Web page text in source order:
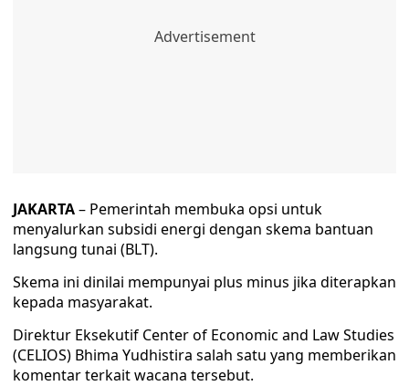
JAKARTA– Pemerintah membuka opsi untuk
menyalurkan subsidi energi dengan skema bantuan
langsung tunai (BLT).
Skema ini dinilai mempunyai plus minus jika diterapkan
kepada masyarakat.
Direktur Eksekutif Center of Economic and Law Studies
(CELIOS) Bhima Yudhistira salah satu yang memberikan
komentar terkait wacana tersebut.